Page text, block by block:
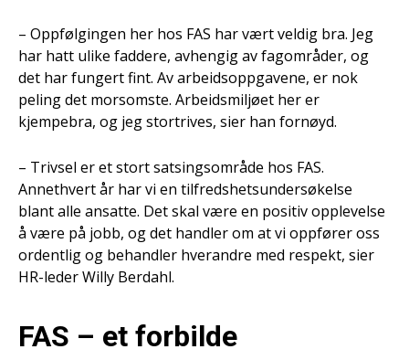
– Oppfølgingen her hos FAS har vært veldig bra. Jeg
har hatt ulike faddere, avhengig av fagområder, og
det har fungert fint. Av arbeidsoppgavene, er nok
peling det morsomste. Arbeidsmiljøet her er
kjempebra, og jeg stortrives, sier han fornøyd.
– Trivsel er et stort satsingsområde hos FAS.
Annethvert år har vi en tilfredshetsundersøkelse
blant alle ansatte. Det skal være en positiv opplevelse
å være på jobb, og det handler om at vi oppfører oss
ordentlig og behandler hverandre med respekt, sier
HR-leder Willy Berdahl.
FAS – et forbilde